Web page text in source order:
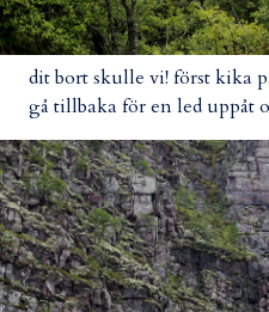
dit bort skulle vi! först kika
gå tillbaka för en led uppåt